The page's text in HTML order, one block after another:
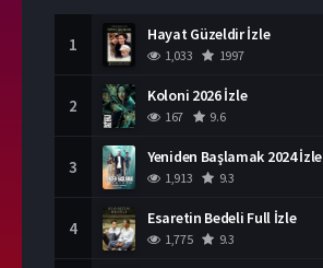
1 Hayat Güzeldir İzle
1,033 1997
2 Koloni 2026 İzle
167 9.6
3 Yeniden Başlamak 2024 İzle
1,913 9.3
4 Esaretin Bedeli Full İzle
1,775 9.3